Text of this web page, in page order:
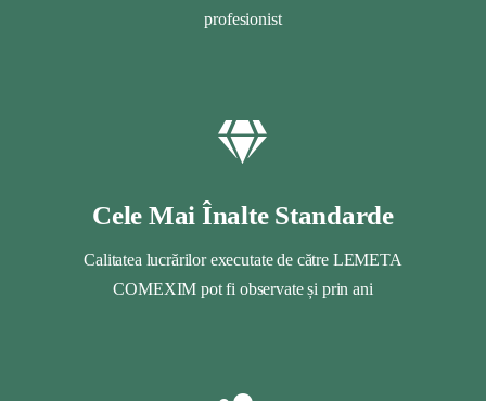
profesionist
Cele Mai Înalte Standarde
Calitatea lucrărilor executate de către LEMETA
COMEXIM pot fi observate și prin ani